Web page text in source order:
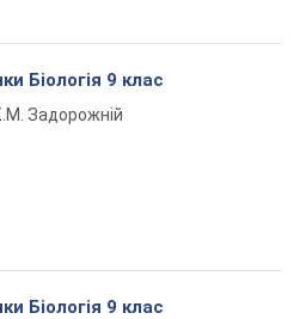
Біологія 9 клас
Задорожній
Біологія 9 клас